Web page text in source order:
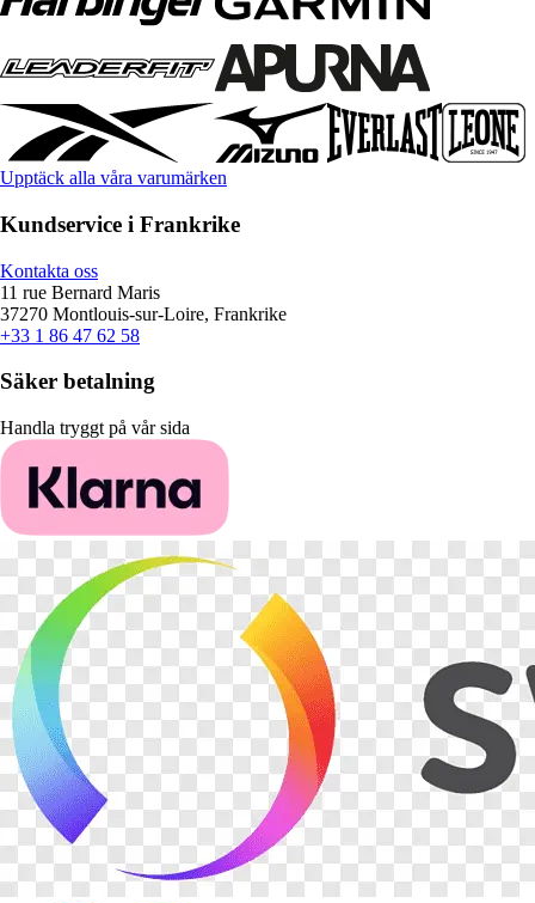
Upptäck alla våra varumärken
Kundservice i Frankrike
Kontakta oss
11 rue Bernard Maris
37270 Montlouis-sur-Loire, Frankrike
+33 1 86 47 62 58
Säker betalning
Handla tryggt på vår sida